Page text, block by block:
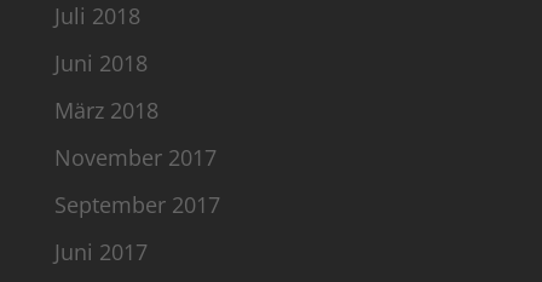
Juli 2018
Juni 2018
März 2018
November 2017
September 2017
Juni 2017